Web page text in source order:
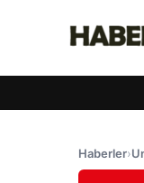
Haberler›